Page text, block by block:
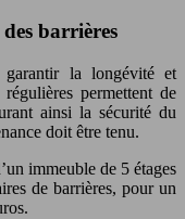
barrières
la longévité et
permettent de
ainsi la sécurité du
doit être tenu.
immeuble de 5 étages
de barrières, pour un